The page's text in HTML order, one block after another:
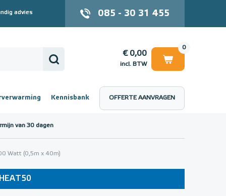
advies 085 - 30 31 455
0
€ 0,00
incl. BTW
€ 0,00
Kennisbank OFFERTE AANVRAGEN
van 30 dagen
Watt (0,5m x 40m)